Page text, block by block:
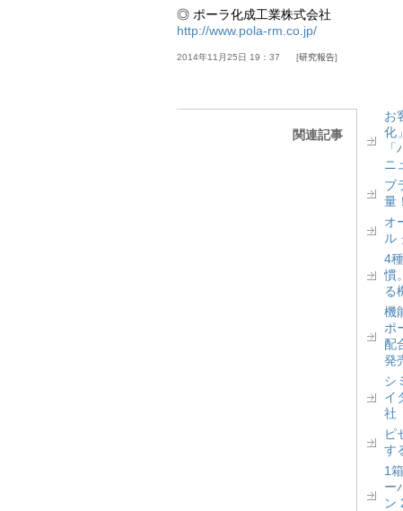
◎ ポーラ化成工業株式会社
http://www.pola-rm.co.jp/
2014年11月25日 19：37 研究報告
関連記事
お
化
ニ
ブ
量
オ
ル
4
慣
る
機
ポ
配
発
シ
イ
社
ピ
す
1
ー
ン